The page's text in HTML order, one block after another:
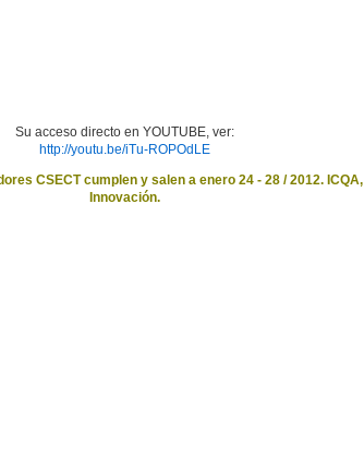
Su acceso directo en YOUTUBE, ver:
http://youtu.be/iTu-ROPOdLE
CSECT cumplen y salen a enero 24 - 28 / 2012. ICQA,
Innovación.